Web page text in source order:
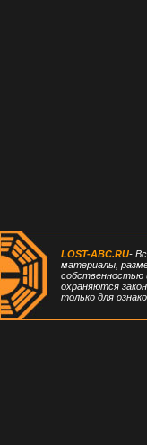
LOST-ABC.RU-
материалы,
собственностью
охраняются
только для